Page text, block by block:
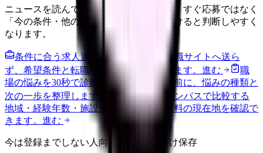
ニュースを読んで不安が強くなった時は、すぐ応募ではなく
「今の条件・他の選択肢・相談先」を分けると判断しやすく
なります。
条件に合う求人通知を受け取る
外部転職サイトへ送ら
ず、希望条件と転職時期を自社で預かります。 進む
職
場の悩みを30秒で診断
辞めるべきか迷う前に、悩みの種類と
次の一歩を整理します。
進む
給料コンパスで比較する
地域・経験年数・施設形態から、今の給料の現在地を確認で
きます。 進む
今は登録までしない人向け: 希望条件だけ保存